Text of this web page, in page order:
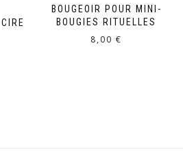
BOUGEOIR POUR MINI-
BOUGIES RITUELLES
8,00 €